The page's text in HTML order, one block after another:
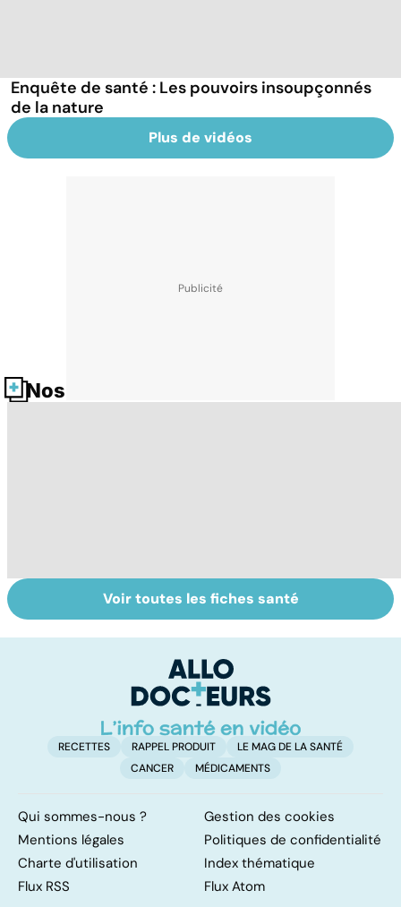
Enquête de santé : Les pouvoirs insoupçonnés
de la nature
Plus de vidéos
Nos fiches santé
Maladie de
Raynaud : une
Jambes lourdes :
un symptôme à
la légère
Voir toutes les fiches santé
RECETTES RAPPEL PRODUIT
LE MAG DE LA SANTÉ
CANCER
MÉDICAMENTS
Qui sommes-nous ?
Gestion des cookies
Mentions légales
Politiques de confidentialité
Charte d'utilisation
Index thématique
Flux RSS
Flux Atom